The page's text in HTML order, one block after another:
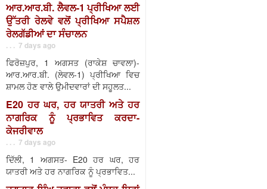
ਆਰ.ਆਰ.ਬੀ. ਲੈਵਲ-1 ਪ੍ਰੀਖਿਆ ਲਈ
ਉੱਤਰੀ ਰੇਲਵੇ ਵਲੋਂ ਪ੍ਰੀਖਿਆ ਸਪੈਸ਼ਲ
ਰੇਲਗੱਡੀਆਂ ਦਾ ਸੰਚਾਲਨ
. . . 7 days ago
ਫਿਰੋਜ਼ਪੁਰ, 1 ਅਗਸਤ (ਰਾਕੇਸ਼ ਚਾਵਲਾ)-
ਆਰ.ਆਰ.ਬੀ. (ਲੇਵਲ-1) ਪ੍ਰੀਖਿਆ ਵਿਚ
ਸ਼ਾਮਲ ਹੋਣ ਵਾਲੇ ਉਮੀਦਵਾਰਾਂ ਦੀ ਸਹੂਲਤ...
E20 ਹਰ ਘਰ, ਹਰ ਯਾਤਰੀ ਅਤੇ ਹਰ
ਨਾਗਰਿਕ ਨੂੰ ਪ੍ਰਭਾਵਿਤ ਕਰਦਾ-
ਕੇਜਰੀਵਾਲ
. . . 7 days ago
ਦਿੱਲੀ, 1 ਅਗਸਤ- E20 ਹਰ ਘਰ, ਹਰ
ਯਾਤਰੀ ਅਤੇ ਹਰ ਨਾਗਰਿਕ ਨੂੰ ਪ੍ਰਭਾਵਿਤ...